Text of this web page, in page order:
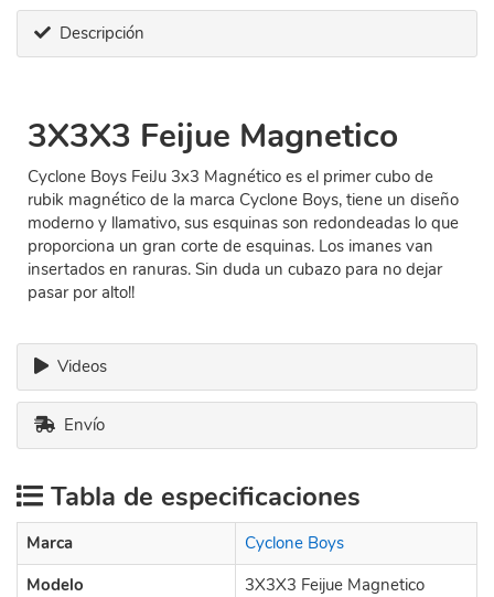
Descripción
3X3X3 Feijue Magnetico
Cyclone Boys FeiJu 3x3 Magnético es el primer cubo de
rubik magnético de la marca Cyclone Boys, tiene un diseño
moderno y llamativo, sus esquinas son redondeadas lo que
proporciona un gran corte de esquinas. Los imanes van
insertados en ranuras. Sin duda un cubazo para no dejar
pasar por alto!!
Videos
Envío
Tabla de especificaciones
Marca
Cyclone Boys
Modelo
3X3X3 Feijue Magnetico